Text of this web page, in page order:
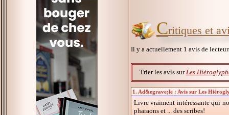
Critiques et
Il y a actuellement 1 avis de
Trier les avis sur Les
1. Ad&egrave;le : Avis sur Les
Livre vraiment intéressante qui
pharaons et ... des scribes!